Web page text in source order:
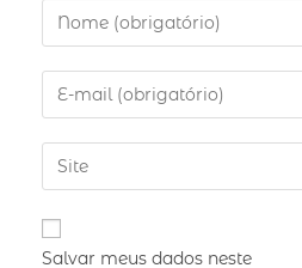
Salvar meus dados neste